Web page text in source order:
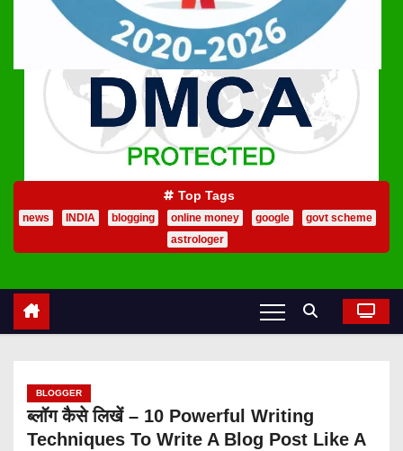
Top Tags
news INDIA blogging online money google
govt scheme
astrologer
BLOGGER
ब्लॉग कैसे लिखें – 10 Powerful Writing
Techniques To Write A Blog Post Like A